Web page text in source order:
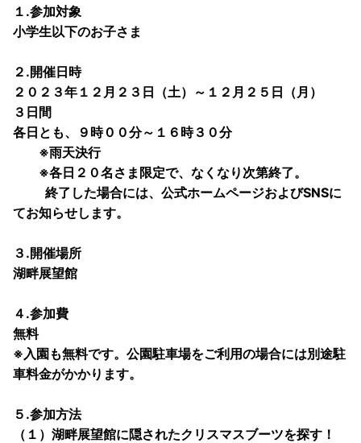
１.参加対象
小学生以下のお子さま
２.開催日時
２０２３年１２月２３日（土）～１２月２５日（月）
３日間
各日とも、９時００分～１６時３０分
※雨天決行
※各日２０名さま限定で、なくなり次第終了。
終了した場合には、公式ホームページおよびSNSに
てお知らせします。
３.開催場所
湖畔展望館
４.参加費
無料
※入園も無料です。公園駐車場をご利用の場合には別途駐
車料金がかかります。
５.参加方法
（１）湖畔展望館に隠されたクリスマスブーツを探す！